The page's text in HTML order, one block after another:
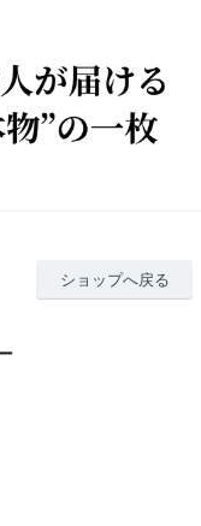
ショップへ戻る